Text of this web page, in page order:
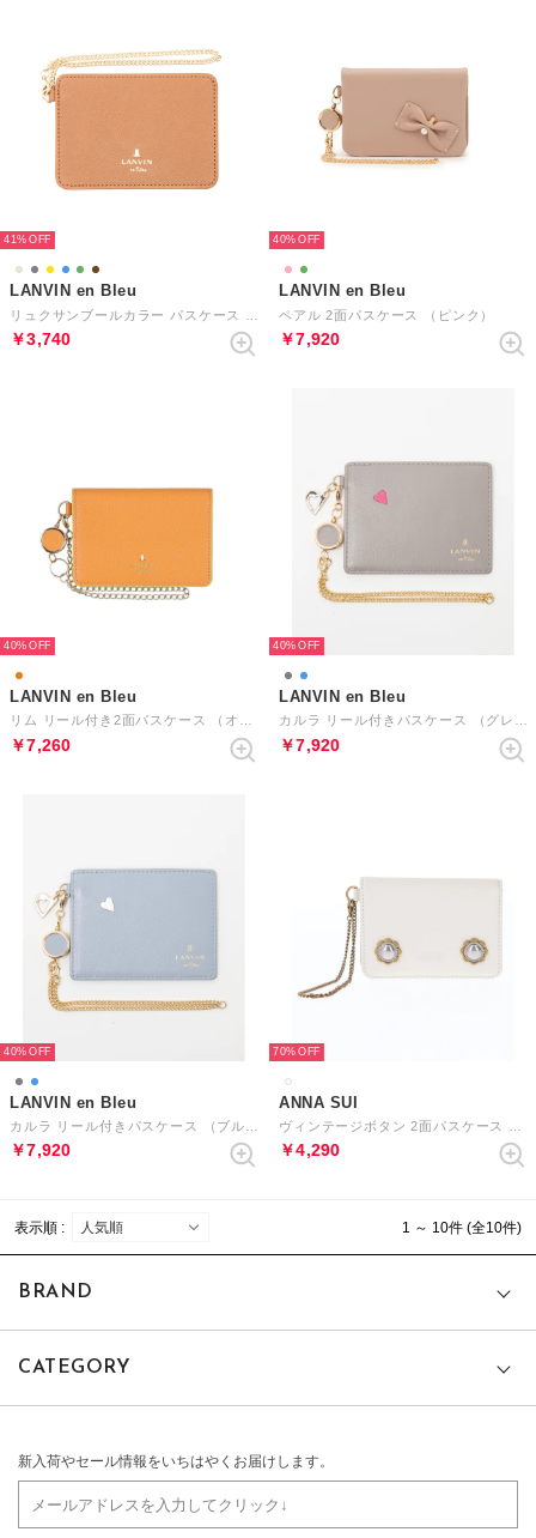
41%
LANVIN en Bleu
￥3,740
40%
LANVIN en Bleu
ペアル 2面パスケース （ピンク）
￥7,920
40%
LANVIN en Bleu
リム リール付き2面パスケース （オレンジ）
￥7,260
40%
LANVIN en Bleu
カルラ リール付きパスケース （グレー）
￥7,920
40%
LANVIN en Bleu
￥7,920
70%
ANNA SUI
￥4,290
表示順 : 1 ～ 10件 (全10件)
BRAND
CATEGORY
新入荷やセール情報をいちはやくお届けします。